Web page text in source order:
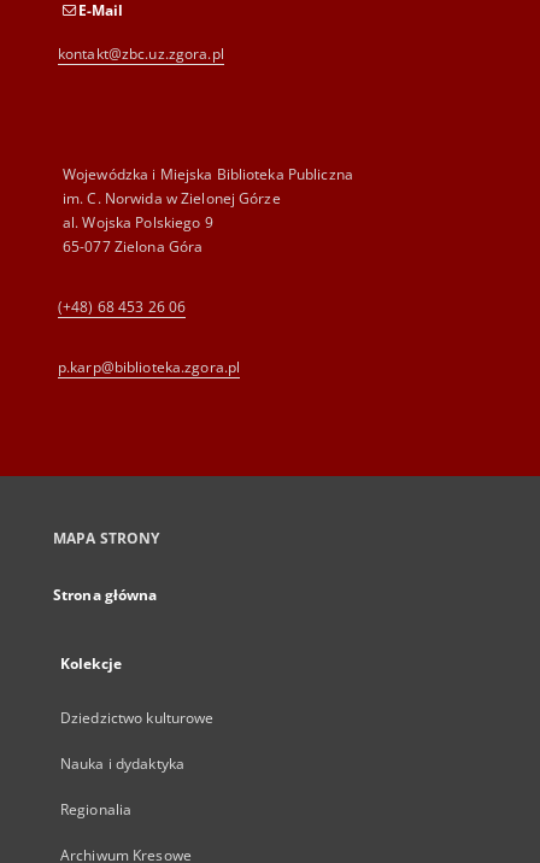
E-Mail
kontakt@zbc.uz.zgora.pl
Wojewódzka i Miejska Biblioteka Publiczna
im. C. Norwida w Zielonej Górze
al. Wojska Polskiego 9
65-077 Zielona Góra
(+48) 68 453 26 06
p.karp@biblioteka.zgora.pl
MAPA STRONY
Strona główna
Kolekcje
Dziedzictwo kulturowe
Nauka i dydaktyka
Regionalia
Archiwum Kresowe